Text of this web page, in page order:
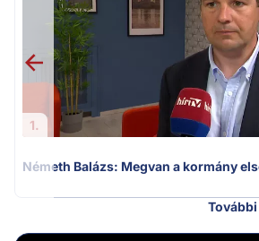
1.
Németh Balázs: Megvan a kormány